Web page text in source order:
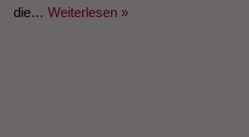
die… Weiterlesen »